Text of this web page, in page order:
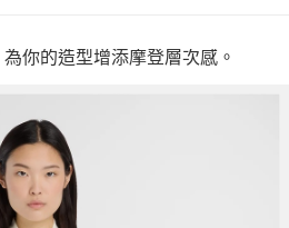
你的造型增添摩登層次感。